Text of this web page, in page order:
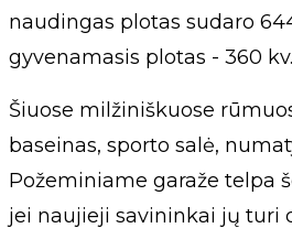
naudingas plotas sudaro
gyvenamasis plotas - 360
Šiuose milžiniškuose
baseinas, sporto salė,
Požeminiame garaže telpa
jei naujieji savininkai jų turi